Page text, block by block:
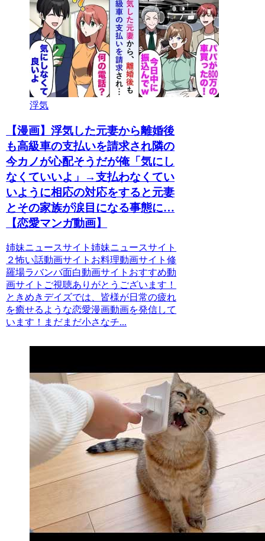
浮気
【漫画】浮気した元妻から離婚後
も高級車の支払いを請求され隣の
今カノが心配そうだが俺「気にし
なくていいよ」→支払わなくてい
いように相応の対応をすると元妻
とその家族が涙目になる事態に…
【恋愛マンガ動画】
姉妹ニュースサイト姉妹ニュースサイト
２怖い話動画サイトお料理動画サイト修
羅場ラバンバ面白動画サイトおすすめ動
画サイトご視聴ありがとうございます！
ときめきデイズでは、皆様が日常の疲れ
を癒せるような恋愛漫画動画を発信して
います！まだまだ小さなチ...